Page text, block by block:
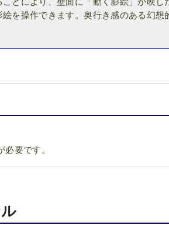
を操作できます。奥行き感のある幻
必要です。